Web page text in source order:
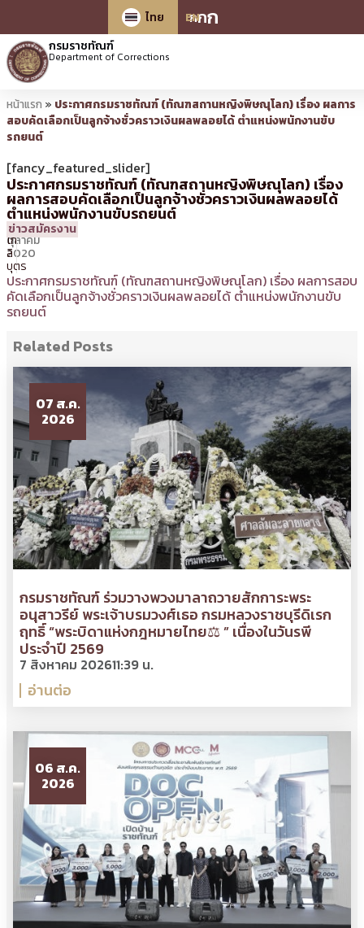
กกก
ไทย
EN
กรมราชทัณฑ์
Department of Corrections
หน้าแรก » ประกาศกรมราชทัณฑ์ (ทัณฑสถานหญิงพิษณุโลก) เรื่อง ผลการ
สอบคัดเลือกเป็นลูกจ้างชั่วคราวเงินผลพลอยได้ ตำแหน่งพนักงานขับ
รถยนต์
[fancy_featured_slider]
ประกาศกรมราชทัณฑ์ (ทัณฑสถานหญิงพิษณุโลก) เรื่อง
ผลการสอบคัดเลือกเป็นลูกจ้างชั่วคราวเงินผลพลอยได้
ตำแหน่งพนักงานขับรถยนต์
20
ตุลาคม
2020
15:01 น.
โดย
รัตนา
โก
ลิ
บุตร
ข่าวสมัครงาน
ประกาศกรมราชทัณฑ์ (ทัณฑสถานหญิงพิษณุโลก) เรื่อง ผลการสอบ
คัดเลือกเป็นลูกจ้างชั่วคราวเงินผลพลอยได้ ตำแหน่งพนักงานขับ
รถยนต์
Related Posts
07 ส.ค.
2026
กรมราชทัณฑ์ ร่วมวางพวงมาลาถวายสักการะพระ
อนุสาวรีย์ พระเจ้าบรมวงศ์เธอ กรมหลวงราชบุรีดิเรก
ฤทธิ์ “พระบิดาแห่งกฎหมายไทย⚖ ” เนื่องในวันรพี
ประจำปี 2569
7 สิงหาคม 202611:39 น.
อ่านต่อ
06 ส.ค.
2026